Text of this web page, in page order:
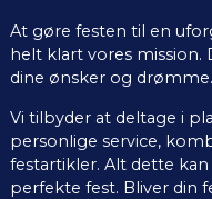
At gøre festen til en
helt klart vores mission.
dine ønsker og drømme.
Vi tilbyder at deltage i
personlige service,
festartikler. Alt dette
perfekte fest. Bliver din